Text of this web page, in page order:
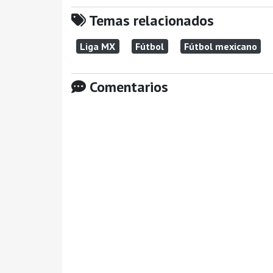
Temas relacionados
Liga MX Fútbol Fútbol mexicano
Comentarios